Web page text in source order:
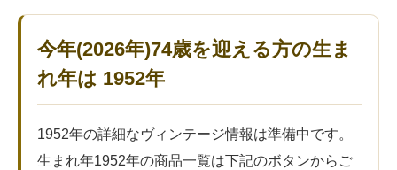
今年(2026年)74歳を迎える方の生ま
れ年は 1952年
1952年の詳細なヴィンテージ情報は準備中です。
生まれ年1952年の商品一覧は下記のボタンからご